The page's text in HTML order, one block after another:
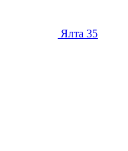
Ялта 35